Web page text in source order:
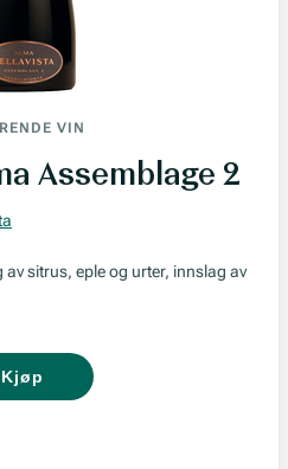
VIN
Assemblage 2
sitrus, eple og urter, innslag av
Kjøp